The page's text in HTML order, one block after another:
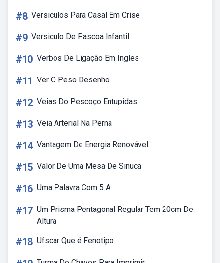
#8 Versiculos Para Casal Em Crise
#9 Versiculo De Pascoa Infantil
#10 Verbos De Ligação Em Ingles
#11 Ver O Peso Desenho
#12 Veias Do Pescoço Entupidas
#13 Veia Arterial Na Perna
#14 Vantagem De Energia Renovável
#15 Valor De Uma Mesa De Sinuca
#16 Uma Palavra Com 5 A
#17 Um Prisma Pentagonal Regular Tem 20cm De
Altura
#18 Ufscar Que é Fenotipo